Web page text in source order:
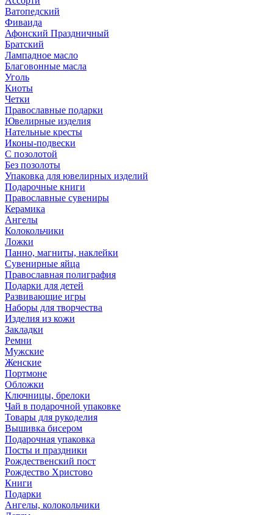
Ватопедский
Фиваида
Афонский Праздничный
Братский
Лампадное масло
Благовонные масла
Уголь
Киоты
Четки
Православные подарки
Ювелирные изделия
Нательные кресты
Иконы-подвески
С позолотой
Без позолоты
Упаковка для ювелирных изделий
Подарочные книги
Православные сувениры
Керамика
Ангелы
Колокольчики
Ложки
Панно, магниты, наклейки
Сувенирные яйца
Православная полиграфия
Подарки для детей
Развивающие игры
Наборы для творчества
Изделия из кожи
Закладки
Ремни
Мужские
Женские
Портмоне
Обложки
Ключницы, брелоки
Чай в подарочной упаковке
Товары для рукоделия
Вышивка бисером
Подарочная упаковка
Посты и праздники
Рождественский пост
Рождество Христово
Книги
Подарки
Ангелы, колокольчики